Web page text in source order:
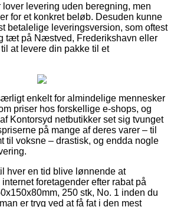
levering uden beregning, men
for et konkret beløb. Desuden kunne
betalelige leveringsversion, som oftest
tæt på Næstved, Frederikshavn eller
at levere din pakke til et
enkelt for almindelige mennesker
priser hos forskellige e-shops, og
Kontorsyd netbutikker set sig tvunget
på mange af deres varer – til
til voksne – drastisk, og endda nogle
hver en tid blive lønnende at
foretagender efter rabat på
250 stk, No. 1 inden du
er tryg ved at få fat i den mest